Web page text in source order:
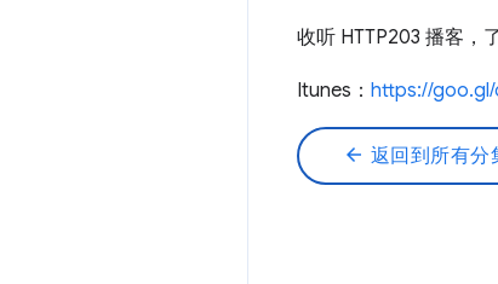
收听 HTTP203 播客，
Itunes： https://
arrow_back 返回到所有分